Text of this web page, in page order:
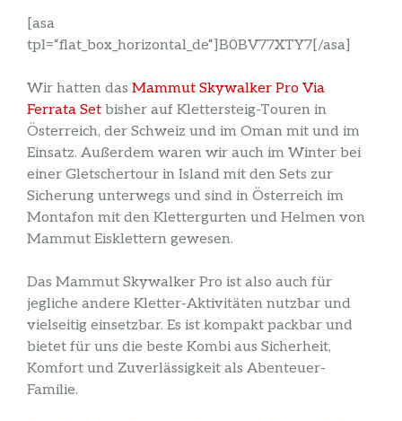
[asa
tpl=“flat_box_horizontal_de“]B0BV77XTY7[/asa]
Wir hatten das Mammut Skywalker Pro Via
Ferrata Set bisher auf Klettersteig-Touren in
Österreich, der Schweiz und im Oman mit und im
Einsatz. Außerdem waren wir auch im Winter bei
einer Gletschertour in Island mit den Sets zur
Sicherung unterwegs und sind in Österreich im
Montafon mit den Klettergurten und Helmen von
Mammut Eisklettern gewesen.
Das Mammut Skywalker Pro ist also auch für
jegliche andere Kletter-Aktivitäten nutzbar und
vielseitig einsetzbar. Es ist kompakt packbar und
bietet für uns die beste Kombi aus Sicherheit,
Komfort und Zuverlässigkeit als Abenteuer-
Familie.